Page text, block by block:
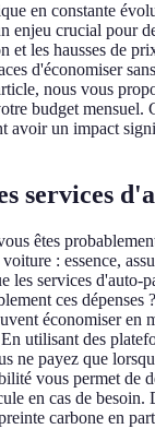
en constante
enjeu crucial pour
et les hausses de
d'économiser
nous vous
budget mensuel.
avoir un impact
services
êtes
: essence,
les services d'auto-
ces dépenses
économiser en
utilisant des
ne payez que
vous permet de
en cas de besoin.
carbone en